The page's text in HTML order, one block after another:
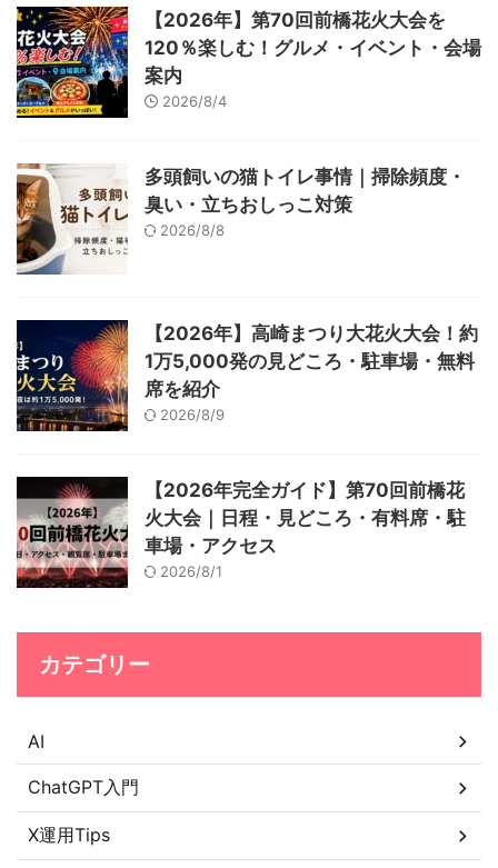
【2026年】第70回前橋花火大会を
120％楽しむ！グルメ・イベント・会場
案内
2026/8/4
多頭飼いの猫トイレ事情｜掃除頻度・
臭い・立ちおしっこ対策
2026/8/8
【2026年】高崎まつり大花火大会！約
1万5,000発の見どころ・駐車場・無料
席を紹介
2026/8/9
【2026年完全ガイド】第70回前橋花
火大会｜日程・見どころ・有料席・駐
車場・アクセス
2026/8/1
カテゴリー
AI
ChatGPT入門
X運用Tips